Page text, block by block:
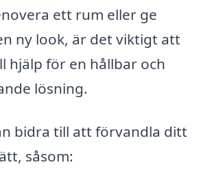
ett rum eller ge
ny look, är det viktigt att
hjälp för en hållbar och
lösning.
bidra till att förvandla ditt
såsom: